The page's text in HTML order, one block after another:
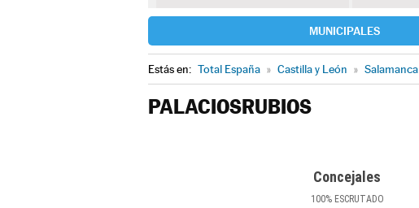
MUNICIPALES
Estás en: Total España » Castilla y León » Salamanca
PALACIOSRUBIOS
Concejales
100%ESCRUTADO